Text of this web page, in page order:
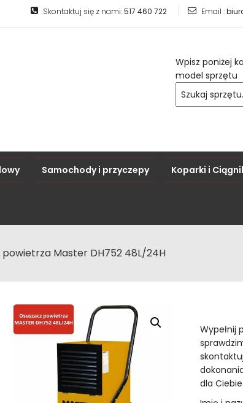
Skontaktuj się z nami:517 460 722 Email :
Wpisz poniżej
model sprzętu
Samochody i przyczepy Koparki i
powietrza Master DH752 48L/24H
Wypełnij
dla Ciebie.